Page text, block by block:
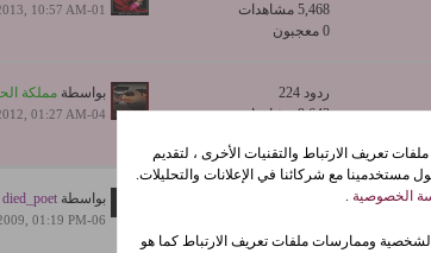
5,468 مشاهدات
0 معجبون
01-Feb-2013, 10:57 AM
ردود 224
9,643 مشاهدات
بواسطة مملكة
04-Sep-2012, 01:27 AM
0 معجبون
بواسطة died_poet
06-Jul-2009, 01:19 PM
تعريف الارتباط والتقنيات الأخرى ، لتقديم
مع شركائنا في الإعلانات والتحليلات.
الخصوصية .
الشخصية وممارسات ملفات تعريف الارتباط كما هو